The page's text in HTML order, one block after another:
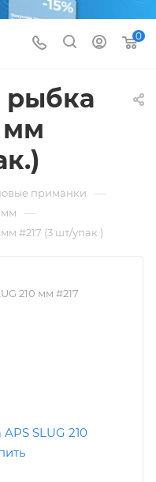
0
рыбка
мм
приманки —
мм —
#217 (3 шт/упак.)
210 мм #217